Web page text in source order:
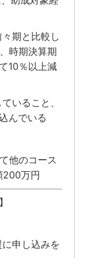
期と比較し
時期決算期
10％以上減
いること、
んでいる
他のコース
200万円
申し込みを